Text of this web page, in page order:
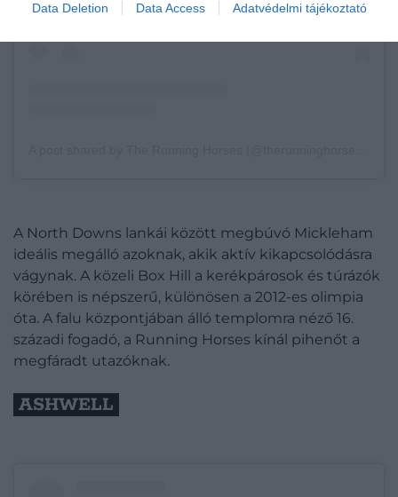
Data Deletion Data Access Adatvédelmi tájékoztató
A North Downs lankái között megbúvó Mickleham
ideális megálló azoknak, akik aktív kikapcsolódásra
vágynak. A közeli Box Hill a kerékpárosok és túrázók
körében is népszerű, különösen a 2012-es olimpia
óta. A falu központjában álló templomra néző 16.
századi fogadó, a Running Horses kínál pihenőt a
megfáradt utazóknak.
ASHWELL